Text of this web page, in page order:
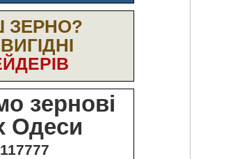
зернові
Одеси